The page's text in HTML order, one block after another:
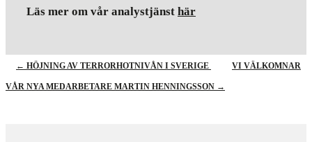
Läs mer om vår analystjänst här
← HÖJNING AV TERRORHOTNIVÅN I SVERIGE VI VÄLKOMNAR
VÅR NYA MEDARBETARE MARTIN HENNINGSSON →